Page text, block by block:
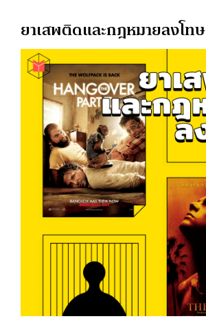
ยาเสพติดและกฎหมายลงโทษ